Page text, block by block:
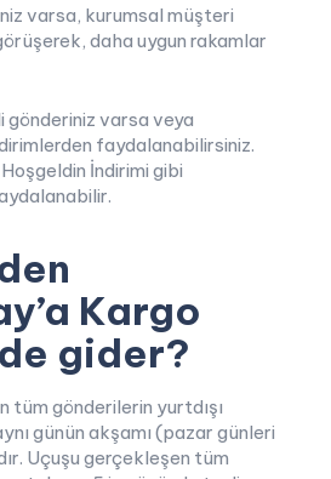
varsa, kurumsal müşteri
daha uygun rakamlar
gönderiniz varsa veya
faydalanabilirsiniz.
İndirimi gibi
Kargo
gider?
tüm gönderilerin yurtdışı
günün akşamı (pazar günleri
Uçuşu gerçekleşen tüm